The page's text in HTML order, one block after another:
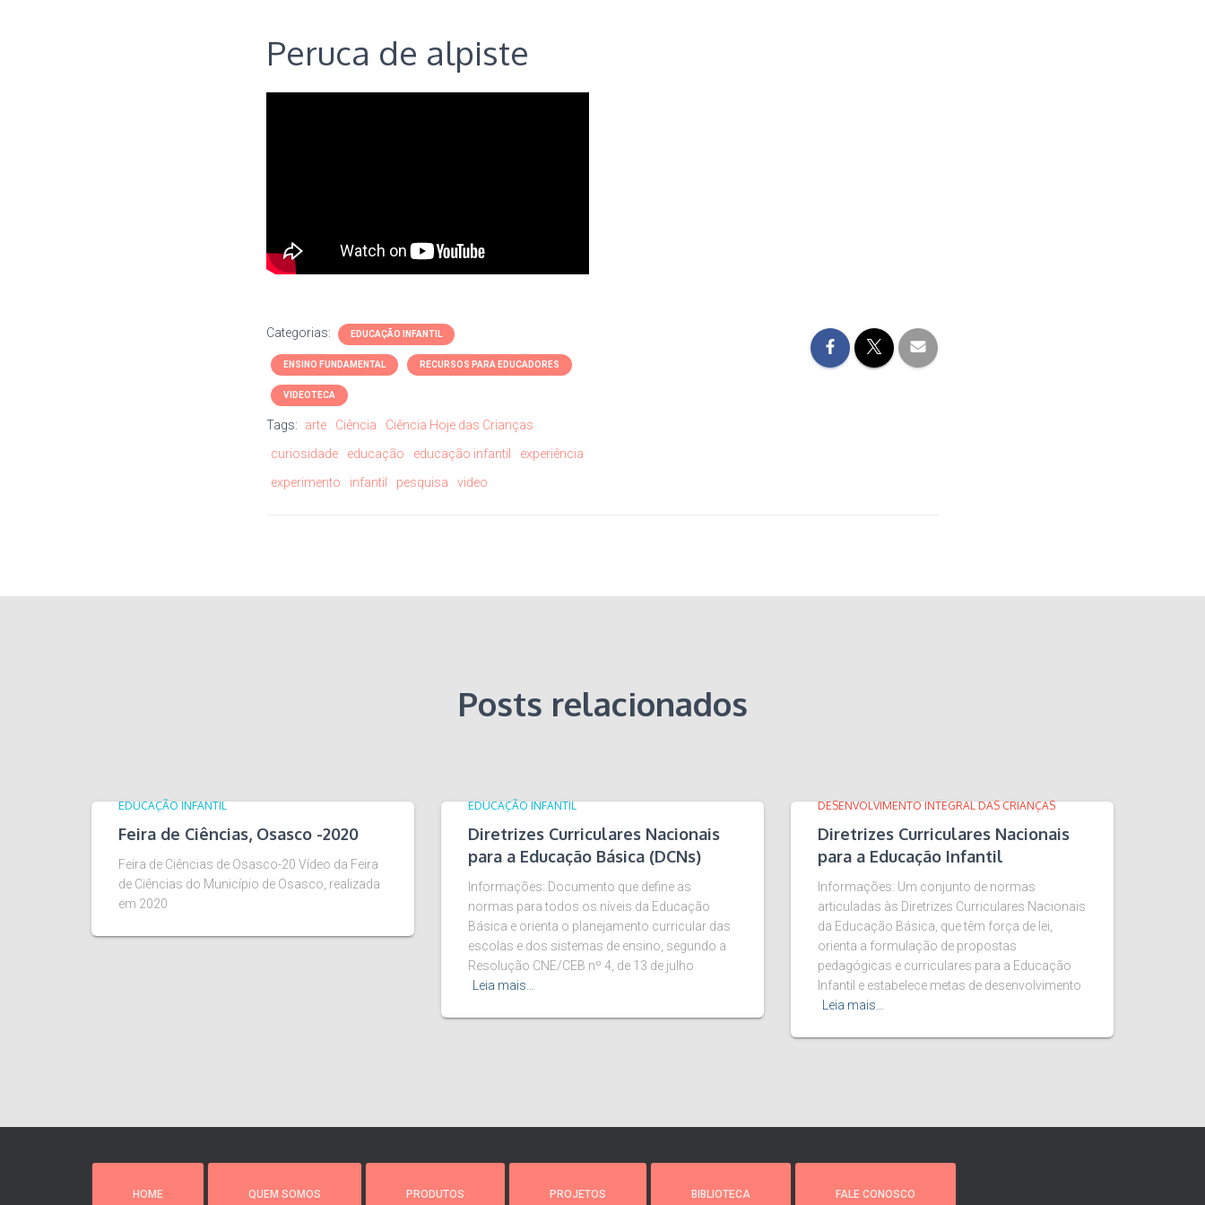
Peruca de alpiste
Categorias: EDUCAÇÃO INFANTIL
ENSINO FUNDAMENTAL RECURSOS PARA EDUCADORES
VIDEOTECA
Tags: arte Ciência
Ciência Hoje das Crianças
curiosidade
educação educação infantil
experiência
experimento
infantil pesquisa video
Posts relacionados
EDUCAÇÃO INFANTIL
Feira de Ciências, Osasco -2020
Feira de Ciências de Osasco-20 Vídeo da Feira
de Ciências do Município de Osasco, realizada
em 2020
EDUCAÇÃO INFANTIL
Diretrizes Curriculares Nacionais
para a Educação Básica (DCNs)
Informações: Documento que define as
normas para todos os níveis da Educação
Básica e orienta o planejamento curricular das
escolas e dos sistemas de ensino, segundo a
Resolução CNE/CEB nº 4, de 13 de julho
Leia mais…
DESENVOLVIMENTO INTEGRAL DAS CRIANÇAS
Diretrizes Curriculares Nacionais
para a Educação Infantil
Informações: Um conjunto de normas
articuladas às Diretrizes Curriculares Nacionais
da Educação Básica, que têm força de lei,
orienta a formulação de propostas
pedagógicas e curriculares para a Educação
Infantil e estabelece metas de desenvolvimento
Leia mais…
HOME QUEM SOMOS PRODUTOS PROJETOS BIBLIOTECA FALE CONOSCO